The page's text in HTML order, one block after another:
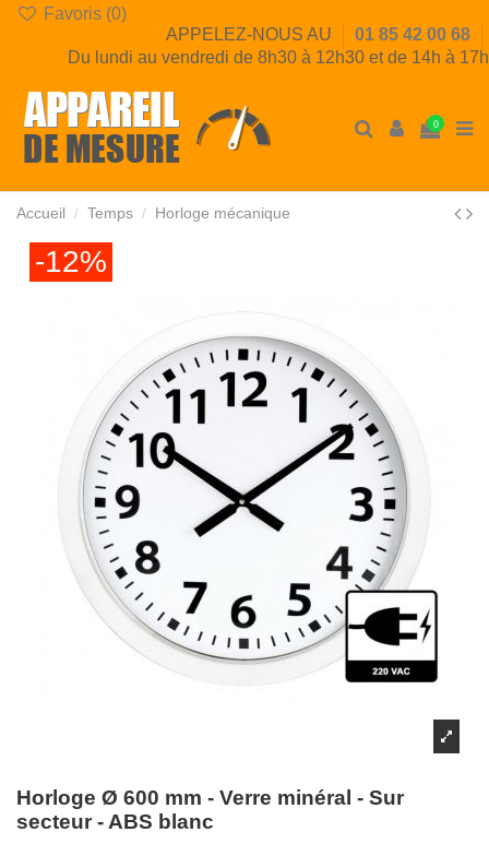
Favoris (0)
APPELEZ-NOUS AU
01 85 42 00 68
Du lundi au vendredi de 8h30 à 12h30 et de 14h à 17h
0
Accueil Temps Horloge mécanique
-12%
Horloge Ø 600 mm - Verre minéral - Sur
secteur - ABS blanc